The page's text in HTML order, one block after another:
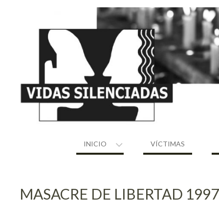
INICIO VÍCTIMAS
MASACRE DE LIBERTAD 1997